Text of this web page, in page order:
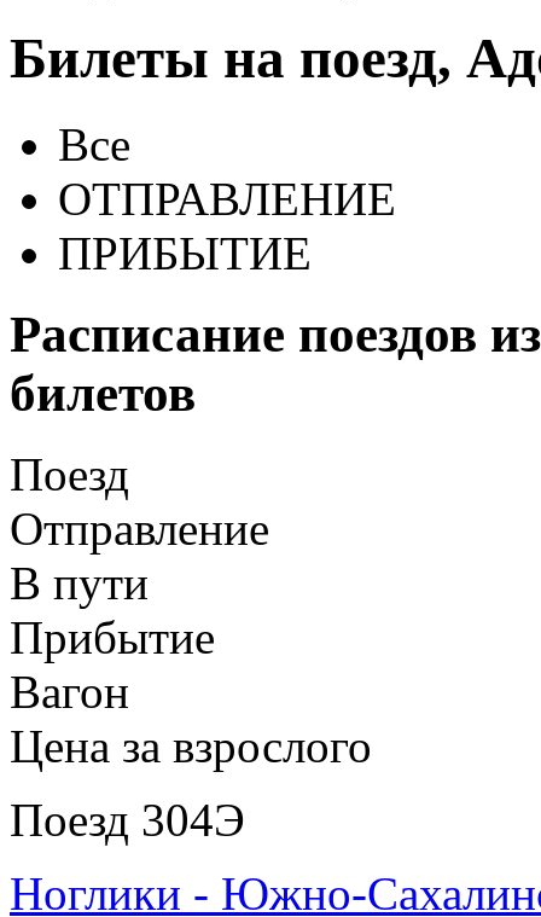
Билеты на поезд,
Все
ОТПРАВЛЕНИЕ
ПРИБЫТИЕ
Расписание поездов
билетов
Поезд
Отправление
В пути
Прибытие
Вагон
Цена за взрослого
Поезд 304Э
Ноглики - Южно-